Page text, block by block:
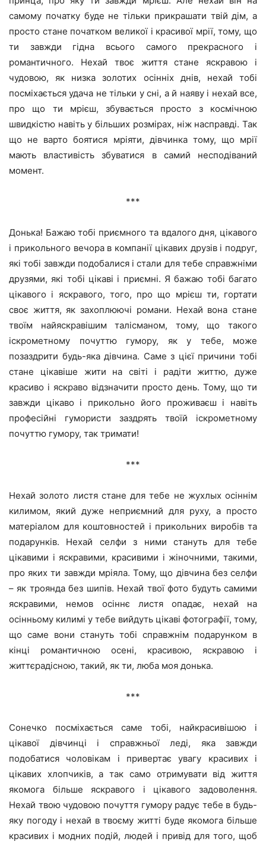
самому початку буде не тільки прикрашати твій дім, а
просто стане початком великої і красивої мрії, тому, що
ти завжди гідна всього самого прекрасного і
романтичного. Нехай твоє життя стане яскравою і
чудовою, як низка золотих осінніх днів, нехай тобі
посміхається удача не тільки у сні, а й наяву і нехай все,
про що ти мрієш, збувається просто з космічною
швидкістю навіть у більших розмірах, ніж насправді. Так
що не варто боятися мріяти, дівчинка тому, що мрії
мають властивість збуватися в самий несподіваний
момент.
***
Донька! Бажаю тобі приємного та вдалого дня, цікавого
і прикольного вечора в компанії цікавих друзів і подруг,
які тобі завжди подобалися і стали для тебе справжніми
друзями, які тобі цікаві і приємні. Я бажаю тобі багато
цікавого і яскравого, того, про що мрієш ти, гортати
своє життя, як захоплюючі романи. Нехай вона стане
твоїм найяскравішим талісманом, тому, що такого
іскрометному почуттю гумору, як у тебе, може
позаздрити будь-яка дівчина. Саме з цієї причини тобі
стане цікавіше жити на світі і радіти життю, дуже
красиво і яскраво відзначити просто день. Тому, що ти
завжди цікаво і прикольно його проживаєш і навіть
професійні гумористи заздрять твоїй іскрометному
почуттю гумору, так тримати!
***
Нехай золото листя стане для тебе не жухлых осіннім
килимом, який дуже неприємний для руху, а просто
матеріалом для коштовностей і прикольних виробів та
подарунків. Нехай селфи з ними стануть для тебе
цікавими і яскравими, красивими і жіночними, такими,
про яких ти завжди мріяла. Тому, що дівчина без селфи
– як троянда без шипів. Нехай твої фото будуть самими
яскравими, немов осіннє листя опадає, нехай на
осінньому килимі у тебе вийдуть цікаві фотографії, тому,
що саме вони стануть тобі справжнім подарунком в
кінці романтичною осені, красивою, яскравою і
життєрадісною, такий, як ти, люба моя донька.
***
Сонечко посміхається саме тобі, найкрасивішою і
цікавої дівчинці і справжньої леді, яка завжди
подобатися чоловікам і привертає увагу красивих і
цікавих хлопчиків, а так само отримувати від життя
якомога більше яскравого і цікавого задоволення.
Нехай твою чудовою почуття гумору радує тебе в будь-
яку погоду і нехай в твоєму житті буде якомога більше
красивих і модних подій, людей і привід для того, щоб